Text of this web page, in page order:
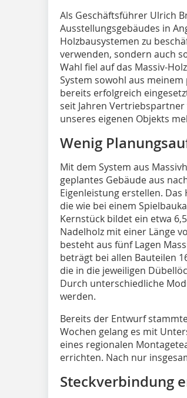
Als Geschäftsführer Ulrich
Ausstellungsgebäudes in
Holzbausystemen zu
verwenden, sondern auch
Wahl fiel auf das Massiv-
System sowohl aus
bereits erfolgreich
seit Jahren
unseres eigenen Objekts
Wenig
Mit dem System aus
geplantes Gebäude aus
Eigenleistung erstellen.
die wie bei einem
Kernstück bildet ein etwa
Nadelholz mit einer Länge
besteht aus fünf Lagen
beträgt bei allen Bauteilen
die in die jeweiligen
Durch unterschiedliche
werden.
Bereits der Entwurf
Wochen gelang es mit
eines regionalen
errichten. Nach nur
Steckverbindung